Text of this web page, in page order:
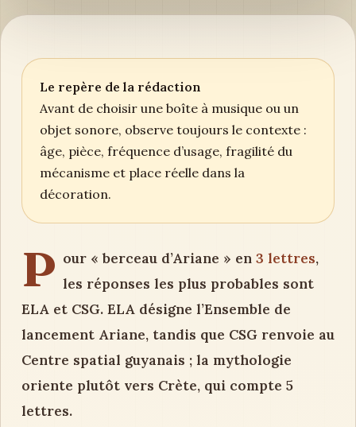
Le repère de la rédaction
Avant de choisir une boîte à musique ou un
objet sonore, observe toujours le contexte :
âge, pièce, fréquence d’usage, fragilité du
mécanisme et place réelle dans la
décoration.
P our « berceau d’Ariane » en 3 lettres,
les réponses les plus probables sont
ELA et CSG. ELA désigne l’Ensemble de
lancement Ariane, tandis que CSG renvoie au
Centre spatial guyanais ; la mythologie
oriente plutôt vers Crète, qui compte 5
lettres.